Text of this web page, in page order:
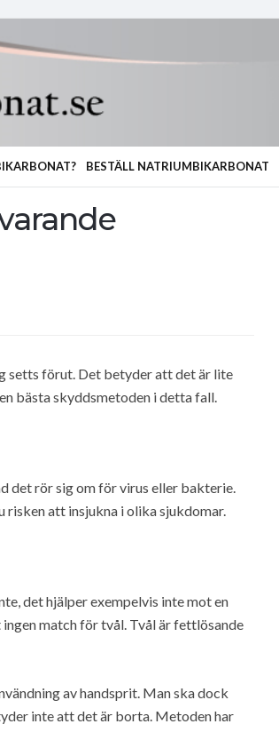
BESTÄLL NATRIUMBIKARBONAT
setts förut. Det betyder att det är lite
bästa skyddsmetoden i detta fall.
det rör sig om för virus eller bakterie.
risken att insjukna i olika sjukdomar.
det hjälper exempelvis inte mot en
match för tvål. Tvål är fettlösande
av handsprit. Man ska dock
inte att det är borta. Metoden har